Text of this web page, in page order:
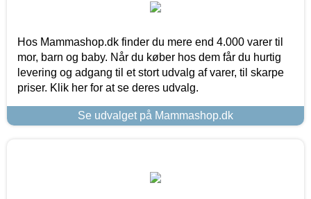
Hos Mammashop.dk finder du mere end 4.000 varer til
mor, barn og baby. Når du køber hos dem får du hurtig
levering og adgang til et stort udvalg af varer, til skarpe
priser. Klik her for at se deres udvalg.
Se udvalget på Mammashop.dk